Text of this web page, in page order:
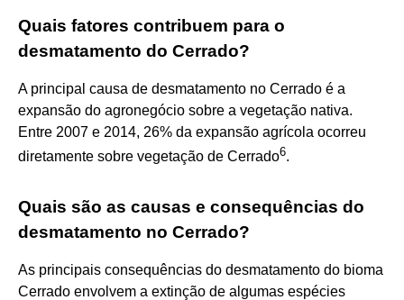
Quais fatores contribuem para o
desmatamento do Cerrado?
A principal causa de desmatamento no Cerrado é a
expansão do agronegócio sobre a vegetação nativa.
Entre 2007 e 2014, 26% da expansão agrícola ocorreu
diretamente sobre vegetação de Cerrado6.
Quais são as causas e consequências do
desmatamento no Cerrado?
As principais consequências do desmatamento do bioma
Cerrado envolvem a extinção de algumas espécies